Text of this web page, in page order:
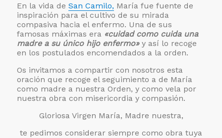
En la vida deSan Camilo, María fue fuente de
inspiración para el cultivo de su mirada
compasiva hacia el enfermo. Una de sus
famosas máximas era «cuidad como cuida una
madre a su único hijo enfermo»y así lo recoge
en los postulados encomendados a la orden.
Os invitamos a compartir con nosotros esta
oración que recoge el seguimiento a de María
como madre a nuestra Orden, y como vela por
nuestra obra con misericordia y compasión.
Gloriosa Virgen María, Madre nuestra,
te pedimos considerar siempre como obra tuya